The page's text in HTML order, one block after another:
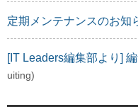
定期メンテナンスのお知
[IT Leaders編集部より]
uiting)